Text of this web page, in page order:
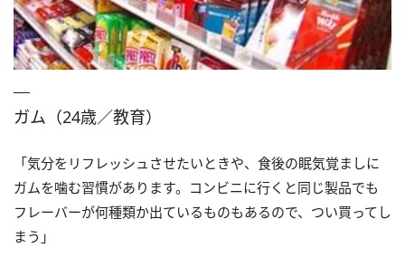
ガム（24歳／教育）
「気分をリフレッシュさせたいときや、食後の眠気覚ましに
ガムを噛む習慣があります。コンビニに行くと同じ製品でも
フレーバーが何種類か出ているものもあるので、つい買ってし
まう」